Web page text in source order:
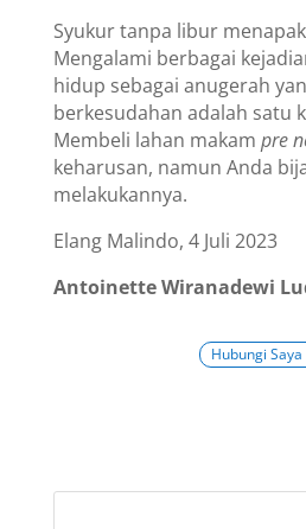
Syukur tanpa libur
Mengalami berbagai
hidup sebagai anugerah
berkesudahan adalah satu
Membeli lahan makam pre
keharusan, namun Anda
melakukannya.
Elang Malindo, 4 Juli 2023
Antoinette Wiranadewi
Hubungi Saya